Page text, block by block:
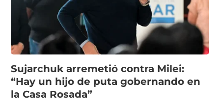
Sujarchuk arremetió contra Milei:
“Hay un hijo de puta gobernando en
la Casa Rosada”